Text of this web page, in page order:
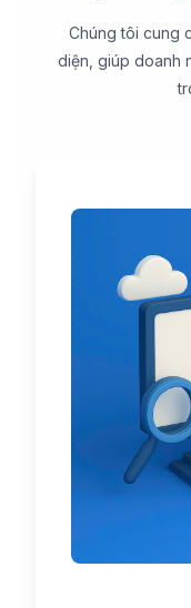
Chúng tôi cung
diện, giúp doanh